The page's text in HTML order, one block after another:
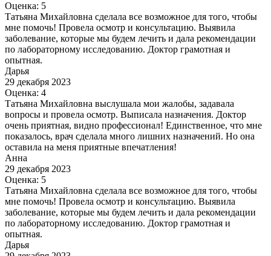
Оценка: 5
Татьяна Михайловна сделала все возможное для того, чтобы
мне помочь! Провела осмотр и консультацию. Выявила
заболевание, которые мы будем лечить и дала рекомендации
по лабораторному исследованию. Доктор грамотная и
опытная.
Дарья
29 декабря 2023
Оценка: 4
Татьяна Михайловна выслушала мои жалобы, задавала
вопросы и провела осмотр. Выписала назначения. Доктор
очень приятная, видно профессионал! Единственное, что мне
показалось, врач сделала много лишних назначений. Но она
оставила на меня приятные впечатления!
Анна
29 декабря 2023
Оценка: 5
Татьяна Михайловна сделала все возможное для того, чтобы
мне помочь! Провела осмотр и консультацию. Выявила
заболевание, которые мы будем лечить и дала рекомендации
по лабораторному исследованию. Доктор грамотная и
опытная.
Дарья